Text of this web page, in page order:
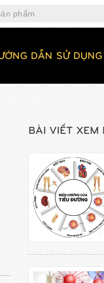
DẪN SỬ DỤNG
BÀI VIẾT XEM